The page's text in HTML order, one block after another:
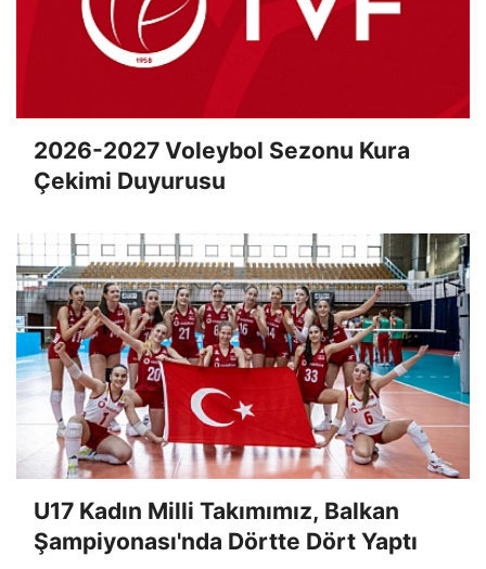
2026-2027 Voleybol Sezonu Kura
Çekimi Duyurusu
U17 Kadın Milli Takımımız, Balkan
Şampiyonası'nda Dörtte Dört Yaptı